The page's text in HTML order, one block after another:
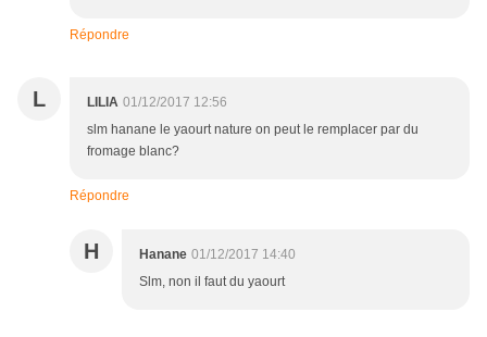
Répondre
L LILIA 01/12/2017 12:56
slm hanane le yaourt nature on peut le remplacer par du
fromage blanc?
Répondre
H Hanane 01/12/2017 14:40
Slm, non il faut du yaourt